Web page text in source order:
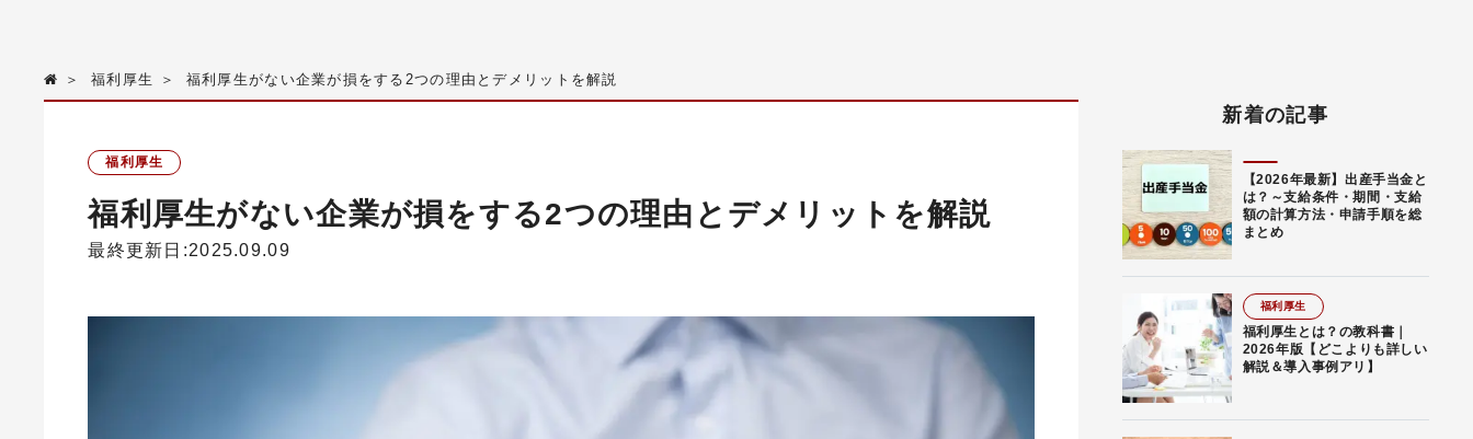
＞ 福利厚生 ＞ 福利厚生がない企業が損をする2つの理由とデメリットを解説
福利厚生
福利厚生がない企業が損をする2つの理由とデメリットを解説
最終更新日:2025.09.09
新着の記事
【2026年最新】出産手当金と
は？～支給条件・期間・支給
額の計算方法・申請手順を総
まとめ
福利厚生
福利厚生とは？の教科書｜
2026年版【どこよりも詳しい
解説＆導入事例アリ】